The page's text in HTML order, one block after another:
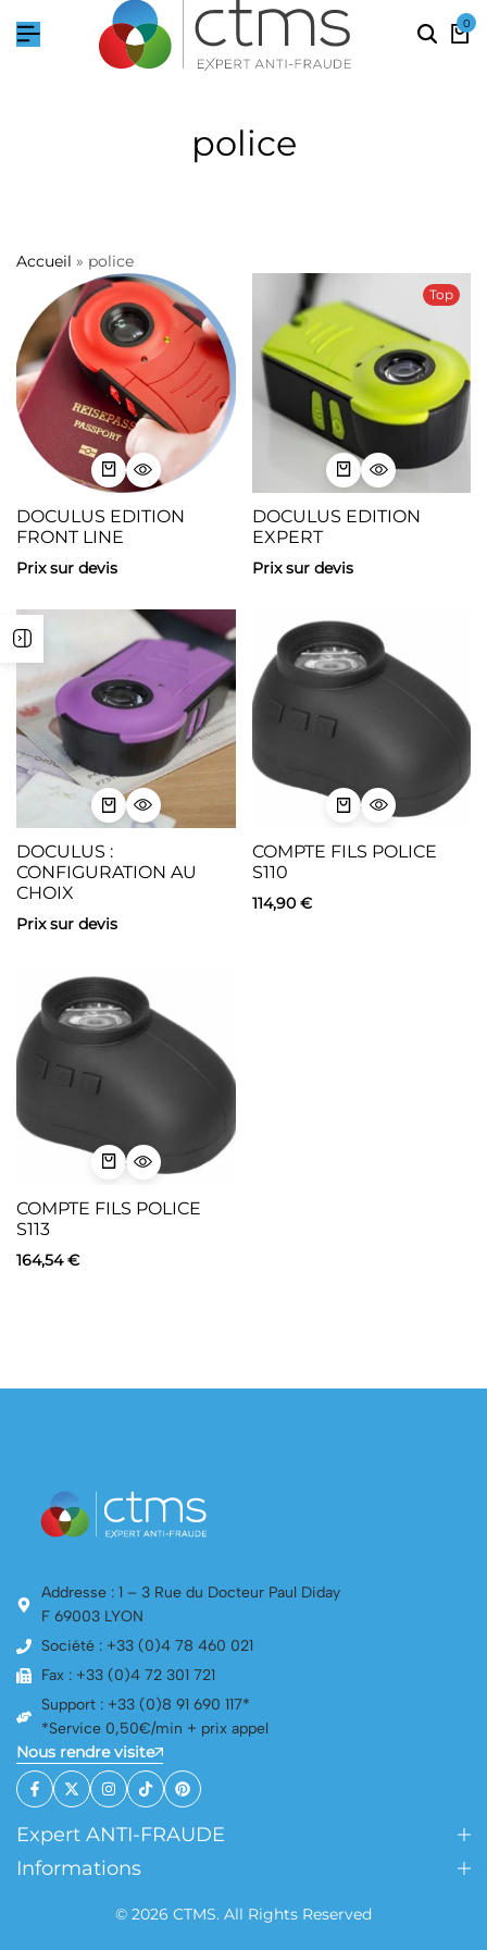
0
police
Accueil » police
DOCULUS EDITION
FRONT LINE
Prix sur devis
Top
DOCULUS EDITION
EXPERT
Prix sur devis
DOCULUS :
CONFIGURATION AU
CHOIX
Prix sur devis
COMPTE FILS POLICE
S110
114,90 €
COMPTE FILS POLICE
S113
164,54€
Addresse : 1 – 3 Rue du Docteur Paul Diday
F 69003 LYON
Société : +33 (0)4 78 460 021
Fax : +33 (0)4 72 301 721
Support : +33 (0)8 91 690 117*
*Service 0,50€/min + prix appel
Nous rendre visite
Expert ANTI-FRAUDE
Informations
© 2026 CTMS. All Rights Reserved